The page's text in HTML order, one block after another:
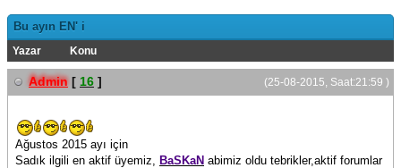
Bu ayın EN' i
Yazar Konu
(25-08-2015, Saat:21:59 )
Admin [ 16 ]
Ağustos 2015 ayı için
Sadık ilgili en aktif üyemiz, BaSKaN abimiz oldu tebrikler,aktif forumlar